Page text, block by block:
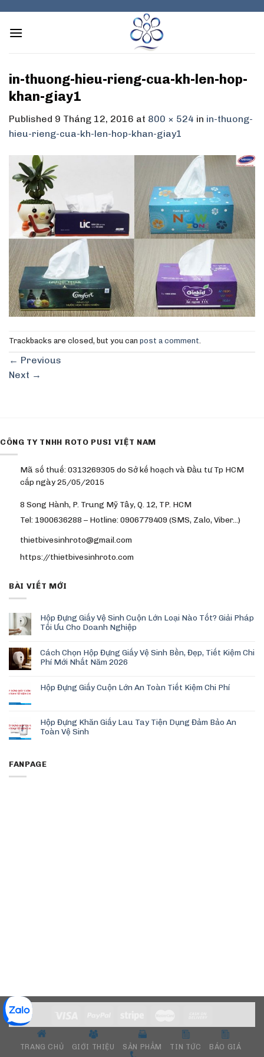
content
in-thuong-hieu-rieng-cua-kh-len-hop-
khan-giay1
Published 9 Tháng 12, 2016 at 800 × 524 in in-thuong-
hieu-rieng-cua-kh-len-hop-khan-giay1
Trackbacks are closed, but you can post a comment.
← Previous
Next →
CÔNG TY TNHH ROTO PUSI VIỆT NAM
Mã số thuế: 0313269305 do Sở kế hoạch và Đầu tư Tp HCM
cấp ngày 25/05/2015
8 Song Hành, P. Trung Mỹ Tây, Q. 12, TP. HCM
Tel: 1900636288 – Hotline: 0906779409 (SMS, Zalo, Viber…)
thietbivesinhroto@gmail.com
https://thietbivesinhroto.com
BÀI VIẾT MỚI
Hộp Đựng Giấy Vệ Sinh Cuộn Lớn Loại Nào Tốt? Giải Pháp
Tối Ưu Cho Doanh Nghiệp
Cách Chọn Hộp Đựng Giấy Vệ Sinh Bền, Đẹp, Tiết Kiệm Chi
Phí Mới Nhất Năm 2026
Hộp Đựng Giấy Cuộn Lớn An Toàn Tiết Kiệm Chi Phí
Hộp Đựng Khăn Giấy Lau Tay Tiện Dụng Đảm Bảo An
Toàn Vệ Sinh
FANPAGE
TRANG CHỦ GIỚI THIỆU SẢN PHẨM TIN TỨC BÁO GIÁ